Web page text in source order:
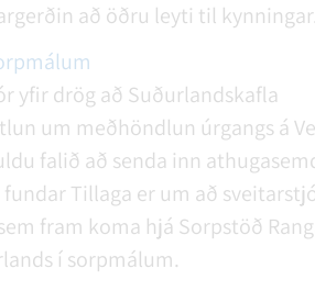
að öðru leyti til kynningar.
yfir drög að Suðurlandskafla
um meðhöndlun úrgangs á
falið að senda inn
fundar Tillaga er um að
fram koma hjá Sorpstöð
í sorpmálum.